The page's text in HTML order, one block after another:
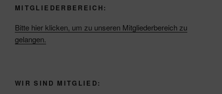
MITGLIEDERBEREICH:
Bitte hier klicken, um zu unseren Mitgliederbereich zu
gelangen.
WIR SIND MITGLIED: